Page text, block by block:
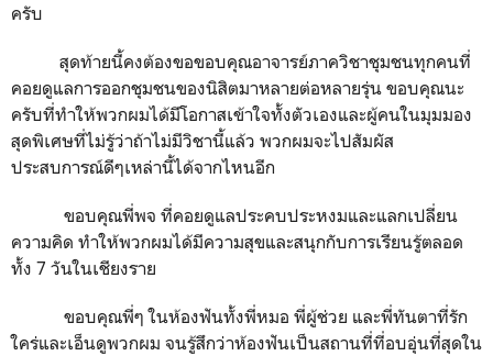
ครับ
สุดท้ายนี้คงต้องขอขอบคุณอาจารย์ภาควิชาชุมชนทุกคนที่
คอยดูแลการออกชุมชนของนิสิตมาหลายต่อหลายรุ่น ขอบคุณนะ
ครับที่ทำให้พวกผมได้มีโอกาสเข้าใจทั้งตัวเองและผู้คนในมุมมอง
สุดพิเศษที่ไม่รู้ว่าถ้าไม่มีวิชานี้แล้ว พวกผมจะไปสัมผัส
ประสบการณ์ดีๆเหล่านี้ได้จากไหนอีก
ขอบคุณพี่พจ ที่คอยดูแลประคบประหงมและแลกเปลี่ยน
ความคิด ทำให้พวกผมได้มีความสุขและสนุกกับการเรียนรู้ตลอด
ทั้ง 7 วันในเชียงราย
ขอบคุณพี่ๆ ในห้องฟันทั้งพี่หมอ พี่ผู้ช่วย และพี่ทันตาที่รัก
ใคร่และเอ็นดูพวกผม จนรู้สึกว่าห้องฟันเป็นสถานที่ที่อบอุ่นที่สุดใน